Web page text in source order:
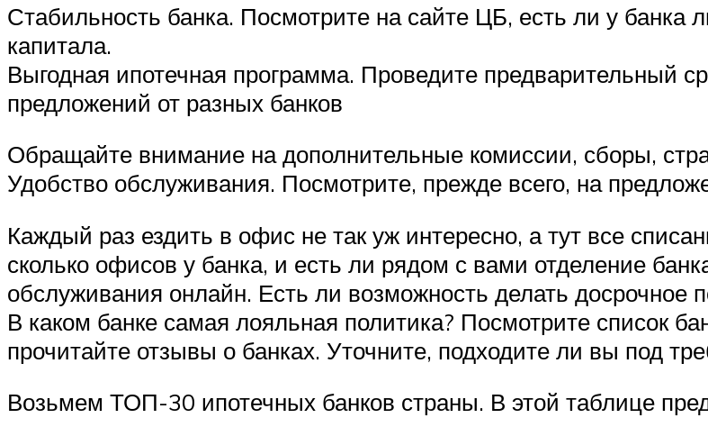
Стабильность банка. Посмотрите на сайте ЦБ, есть ли у банка
капитала.
Выгодная ипотечная программа. Проведите предварительный
предложений от разных банков
Обращайте внимание на дополнительные комиссии, сборы,
Удобство обслуживания. Посмотрите, прежде всего, на
Каждый раз ездить в офис не так уж интересно, а тут все
сколько офисов у банка, и есть ли рядом с вами отделение
обслуживания онлайн. Есть ли возможность делать досрочное
В каком банке самая лояльная политика? Посмотрите список
прочитайте отзывы о банках. Уточните, подходите ли вы под
Возьмем ТОП-30 ипотечных банков страны. В этой таблице